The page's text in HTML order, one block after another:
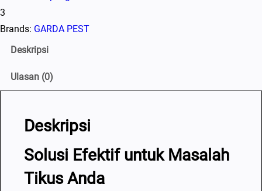
3
Brands: GARDA PEST
Deskripsi
Ulasan (0)
Deskripsi
Solusi Efektif untuk Masalah
Tikus Anda